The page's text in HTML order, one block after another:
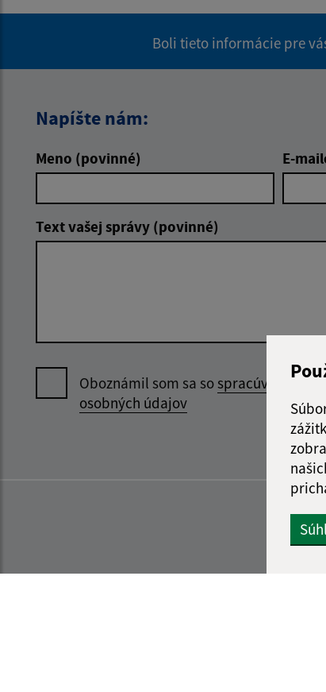
Boli tieto informácie pre
Napíšte nám:
Meno (povinné) E-
Text vašej správy (povinné)
Oboznámil som sa sospracúvaním
osobných údajov